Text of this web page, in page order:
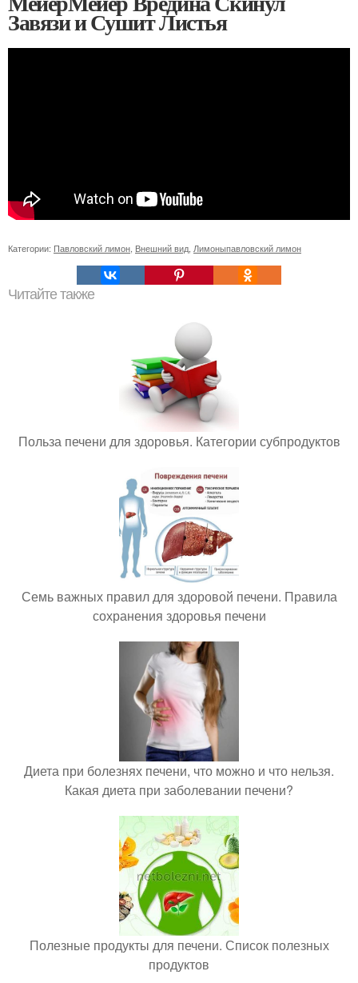
Завязи и Сушит Листья
Категории: Павловский лимон Внешний вид Лимоныпавловский лимон
Читайте также
Польза печени для здоровья. Категории субпродуктов
Семь важных правил для здоровой печени. Правила
сохранения здоровья печени
Диета при болезнях печени, что можно и что нельзя.
Какая диета при заболевании печени?
Полезные продукты для печени. Список полезных
продуктов